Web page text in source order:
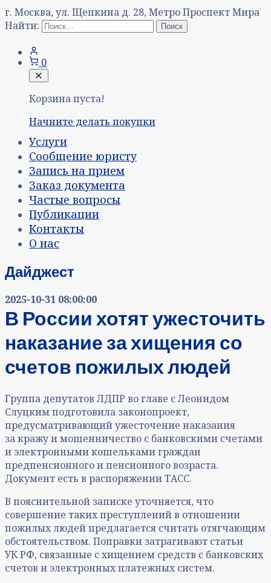
г. Москва, ул. Щепкина д. 28, Метро Проспект Мира
Найти:
0
Корзина пуста!
Начните делать покупки
Услуги
Сообщение юристу
Запись на прием
Заказ документа
Частые вопросы
Публикации
Контакты
О нас
Дайджест
2025-10-31 08:00:00
В России хотят ужесточить
наказание за хищения со
счетов пожилых людей
Группа депутатов ЛДПР во главе с Леонидом
Слуцким подготовила законопроект,
предусматривающий ужесточение наказания
за кражу и мошенничество с банковскими счетами
и электронными кошельками граждан
предпенсионного и пенсионного возраста.
Документ есть в распоряжении ТАСС.
В пояснительной записке уточняется, что
совершение таких преступлений в отношении
пожилых людей предлагается считать отягчающим
обстоятельством. Поправки затрагивают статьи
УК РФ, связанные с хищением средств с банковских
счетов и электронных платежных систем.